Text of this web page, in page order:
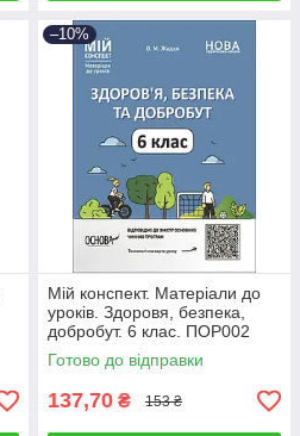
–10%
Мій конспект. Матеріали до
уроків. Здоровя, безпека,
добробут. 6 клас. ПОР002
Готово до відправки
137,70 ₴ 153 ₴